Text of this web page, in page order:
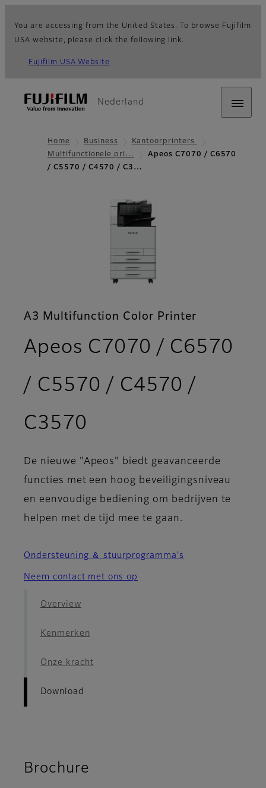
You are accessing from the United States. To browse Fujifilm
USA website, please click the following link.
Fujifilm USA Website
Nederland
Home Business
Kantoorprinters
Multifunctionele pri…
Apeos C7070 / C6570
/ C5570 / C4570 / C3…
A3 Multifunction Color Printer
Apeos C7070 / C6570
/ C5570 / C4570 /
C3570
De nieuwe "Apeos" biedt geavanceerde
functies met een hoog beveiligingsniveau
en eenvoudige bediening om bedrijven te
helpen met de tijd mee te gaan.
Ondersteuning ＆ stuurprogramma's
Neem contact met ons op
Overview
Kenmerken
Onze kracht
Download
Brochure